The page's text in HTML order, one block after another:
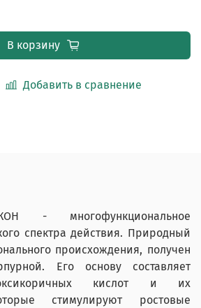
Добавить в сравнение
В корзину
- многофункциональное
спектра действия. Природный
происхождения, получен
Его основу составляет
кислот и их
стимулируют ростовые